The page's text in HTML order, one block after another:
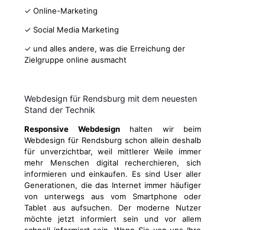
✓ Online-Marketing
✓ Social Media Marketing
✓ und alles andere, was die Erreichung der
Zielgruppe online ausmacht
Webdesign für Rendsburg mit dem neuesten
Stand der Technik
Responsive Webdesignhalten wir beim
Webdesign für Rendsburg schon allein deshalb
für unverzichtbar, weil mittlerer Weile immer
mehr Menschen digital recherchieren, sich
informieren und einkaufen. Es sind User aller
Generationen, die das Internet immer häufiger
von unterwegs aus vom Smartphone oder
Tablet aus aufsuchen. Der moderne Nutzer
möchte jetzt informiert sein und vor allem